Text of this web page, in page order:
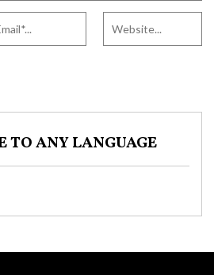
TO ANY LANGUAGE